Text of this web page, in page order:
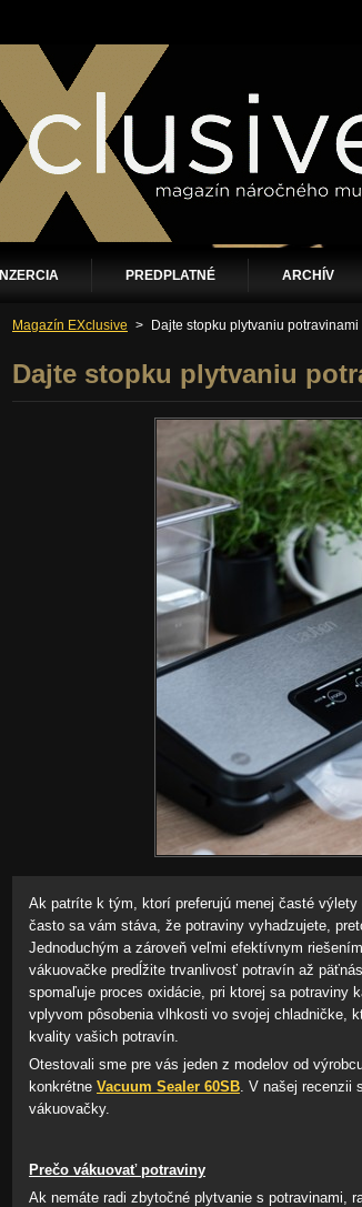
INZERCIA PREDPLATNÉ ARCHÍV
Magazín EXclusive > Dajte stopku plytvaniu potravinami
Dajte stopku plytvaniu
Ak patríte k tým, ktorí preferujú menej časté
často sa vám stáva, že potraviny vyhadzujete,
Jednoduchým a zároveň veľmi efektívnym
vákuovačke predĺžite trvanlivosť potravín až
spomaľuje proces oxidácie, pri ktorej sa potraviny
vplyvom pôsobenia vlhkosti vo svojej chladničke,
kvality vašich potravín.
Otestovali sme pre vás jeden z modelov od
konkrétne Vacuum Sealer 60SB. V našej recenzii
vákuovačky.
Prečo vákuovať potraviny
Ak nemáte radi zbytočné plytvanie s potravinami,